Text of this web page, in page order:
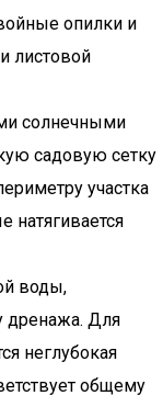
опилки и
листовой
солнечными
садовую сетку
участка
натягивается
воды,
дренажа. Для
неглубокая
общему